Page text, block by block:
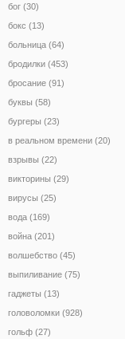
бог (30)
бокс (13)
больница (64)
бродилки (453)
бросание (91)
буквы (58)
бургеры (23)
в реальном времени (20)
взрывы (22)
викторины (29)
вирусы (25)
вода (169)
война (201)
волшебство (45)
выпиливание (75)
гаджеты (13)
головоломки (928)
гольф (27)